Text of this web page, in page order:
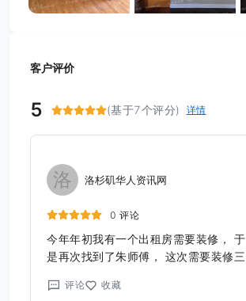
客户评价
5 (基于7个评分) 详情
洛 洛杉矶华人资讯网
0 评论
今年年初我有一个出租房需要装修， 于
是再次找到了朱师傅， 这次需要装修三
两个卧室都是面向后院，有玻璃门， 由
评论 收藏